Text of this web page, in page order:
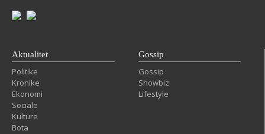
Aktualitet
Politike
Kronike
Ekonomi
Sociale
Kulture
Bota
Gossip
Gossip
Showbiz
Lifestyle